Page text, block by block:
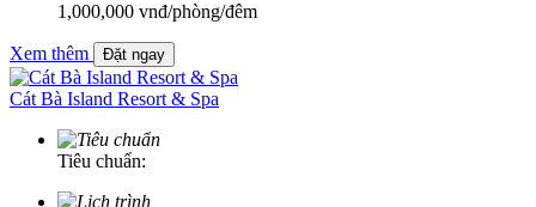
1,000,000 vnđ/phòng/đêm
Xem thêm Đặt ngay
Cát Bà Island Resort & Spa
Tiêu chuẩn: